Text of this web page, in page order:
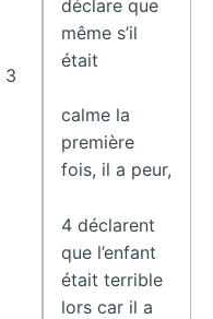
3
déclare que
même s’il
était
calme la
première
fois, il a peur,
4 déclarent
que l’enfant
était terrible
lors car il a